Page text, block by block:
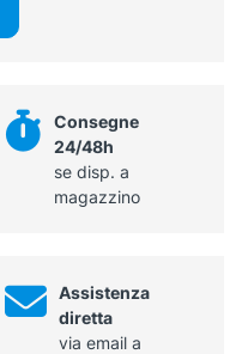
Consegne
24/48h
se disp. a
magazzino
Assistenza
diretta
via email a